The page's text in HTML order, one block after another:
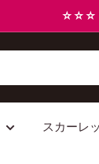
☆☆☆
スカーレ